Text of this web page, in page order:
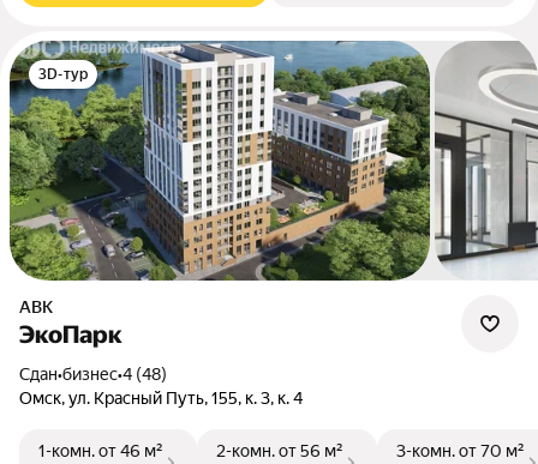
3D-тур
АВК
ЭкоПарк
Сдан•бизнес•4 (48)
Омск, ул. Красный Путь, 155, к. 3, к. 4
1-комн.от 46 м²
2-комн.от 56 м²
3-комн.от 70 м²